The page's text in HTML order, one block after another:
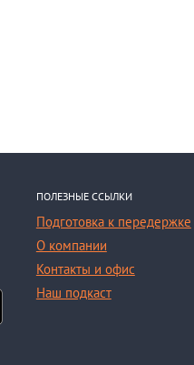
ПОЛЕЗНЫЕ ССЫЛКИ
Подготовка к передержке
О компании
Контакты и офис
Наш подкаст